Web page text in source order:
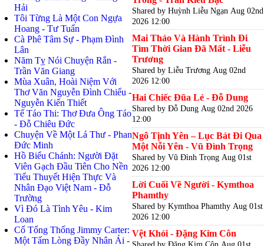
Hải
Tôi Từng Là Một Con Ngựa
Hoang - Tư Tuấn
Cà Phê Tâm Sự - Phạm Đình
Lân
Năm Tỵ Nói Chuyện Rắn -
Trần Văn Giang
Mùa Xuân, Hoài Niệm Với
Thơ Văn Nguyễn Đình Chiểu -
Nguyễn Kiến Thiết
Tế Táo Thi: Thơ Đưa Ông Táo
- Đỗ Chiêu Đức
Chuyện Về Một Lá Thư - Phan
Đức Minh
Hồ Biểu Chánh: Người Đặt
Viên Gạch Đầu Tiên Cho Nền
Tiểu Thuyết Hiện Thực Và
Nhân Đạo Việt Nam - Đỗ
Trường
Vì Đó Là Tình Yêu - Kim
Loan
Cố Tổng Thống Jimmy Carter:
Một Tấm Lòng Đầy Nhân Ái -
Shared by Huỳnh Liễu Ngạn Aug 02nd
2026 12:00
Mai Thảo Và Hành Trình Đi
Tìm Thời Gian Đã Mất - Liễu
Trương
Shared by Liễu Trương Aug 02nd
2026 12:00
Hai Chiếc Đũa Lẻ - Đỗ Dung
Shared by Đỗ Dung Aug 02nd 2026
12:00
Ngô Tịnh Yên – Lục Bát Đi Qua
Một Nỗi Yên - Vũ Đình Trọng
Shared by Vũ Đình Trọng Aug 01st
2026 12:00
Lời Cuối Về Người - Kymthoa
Phamthy
Shared by Kymthoa Phamthy Aug 01st
2026 12:00
Vệt Khói - Đặng Kim Côn
Shared by Đặng Kim Côn Aug 01st